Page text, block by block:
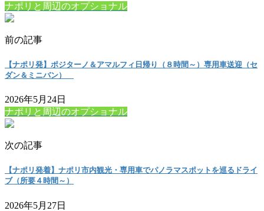
ナポリと周辺のオプショナル
前の記事
【ナポリ発】ポジターノ＆アマルフィ日帰り（８時間～）専用車送迎（セ
ダン＆ミニバン）
2026年5月24日
ナポリと周辺のオプショナル
次の記事
【ナポリ発着】ナポリ市内観光・専用車でパノラマスポットを巡るドライ
ブ（所要４時間～）
2026年5月27日